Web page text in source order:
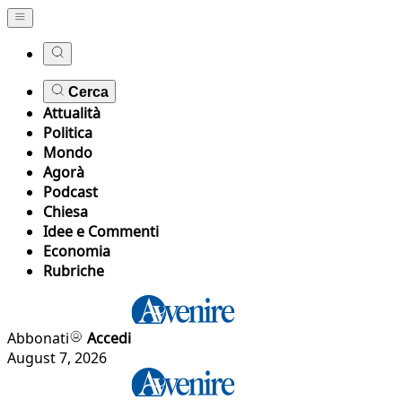
Cerca
Attualità
Politica
Mondo
Agorà
Podcast
Chiesa
Idee e Commenti
Economia
Rubriche
Abbonati
Accedi
August 7, 2026